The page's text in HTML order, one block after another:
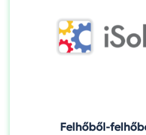
Felhőből-